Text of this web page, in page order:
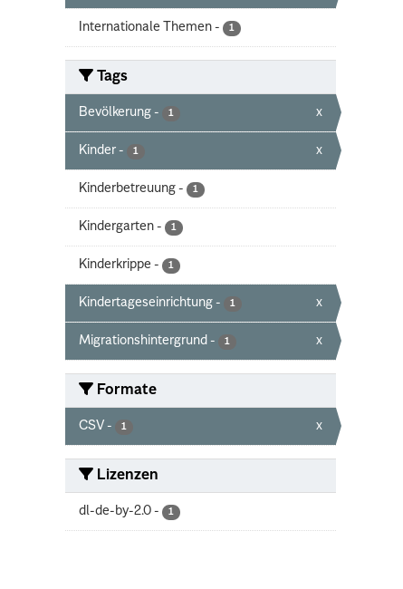
Internationale Themen - 1
Tags
Bevölkerung - 1 x
Kinder - 1 x
Kinderbetreuung - 1
Kindergarten - 1
Kinderkrippe - 1
Kindertageseinrichtung - 1 x
Migrationshintergrund - 1 x
Formate
CSV - 1 x
Lizenzen
dl-de-by-2.0 - 1